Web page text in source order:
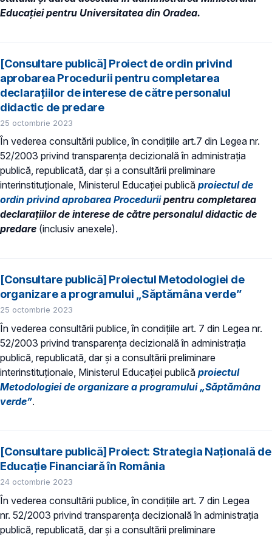
Educației pentru Universitatea din Oradea.
[Consultare publică] Proiect de ordin privind
aprobarea Procedurii pentru completarea
declarațiilor de interese de către personalul
didactic de predare
25 octombrie 2023
În vederea consultării publice, în condiţiile art.7 din Legea nr.
52/2003 privind transparenţa decizională în administraţia
publică, republicată, dar și a consultării preliminare
interinstituționale, Ministerul Educaţiei publică proiectul de
ordin privind aprobarea Proceduriipentru completarea
declarațiilor de interese de către personalul didactic de
predare (inclusiv anexele).
[Consultare publică] Proiectul Metodologiei de
organizare a programului „Săptămâna verde”
25 octombrie 2023
În vederea consultării publice, în condiţiile art. 7 din Legea nr.
52/2003 privind transparenţa decizională în administraţia
publică, republicată, dar și a consultării preliminare
interinstituționale, Ministerul Educaţiei publică proiectul
Metodologiei de organizare a programului „Săptămâna
verde”.
[Consultare publică] Proiect: Strategia Națională de
Educație Financiară în România
24 octombrie 2023
În vederea consultării publice, în condiţiile art. 7 din Legea
nr. 52/2003 privind transparenţa decizională în administraţia
publică, republicată, dar și a consultării preliminare